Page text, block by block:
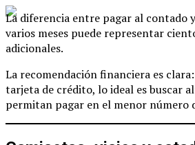
La diferencia entre pagar al contado
varios meses puede representar
adicionales.
La recomendación financiera es
tarjeta de crédito, lo ideal es buscar
permitan pagar en el menor número